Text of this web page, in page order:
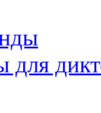
для